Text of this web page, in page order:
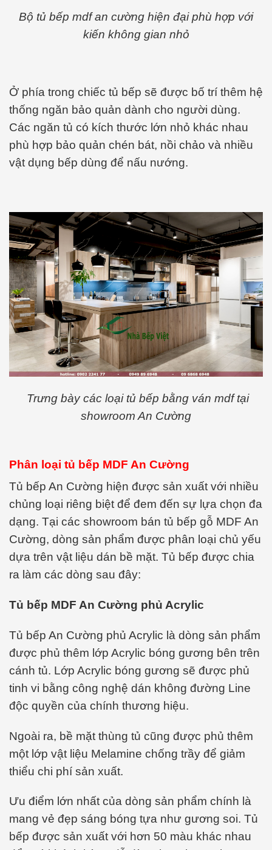
Bộ tủ bếp mdf an cường hiện đại phù hợp với
kiến không gian nhỏ
Ở phía trong chiếc tủ bếp sẽ được bố trí thêm hệ
thống ngăn bảo quản dành cho người dùng.
Các ngăn tủ có kích thước lớn nhỏ khác nhau
phù hợp bảo quản chén bát, nồi chảo và nhiều
vật dụng bếp dùng để nấu nướng.
Trưng bày các loại tủ bếp bằng ván mdf tại
showroom An Cường
Phân loại tủ bếp MDF An Cường
Tủ bếp An Cường hiện được sản xuất với nhiều
chủng loại riêng biệt để đem đến sự lựa chọn đa
dạng. Tại các showroom bán tủ bếp gỗ MDF An
Cường, dòng sản phẩm được phân loại chủ yếu
dựa trên vật liệu dán bề mặt. Tủ bếp được chia
ra làm các dòng sau đây:
Tủ bếp MDF An Cường phủ Acrylic
Tủ bếp An Cường phủ Acrylic là dòng sản phẩm
được phủ thêm lớp Acrylic bóng gương bên trên
cánh tủ. Lớp Acrylic bóng gương sẽ được phủ
tinh vi bằng công nghệ dán không đường Line
độc quyền của chính thương hiệu.
Ngoài ra, bề mặt thùng tủ cũng được phủ thêm
một lớp vật liệu Melamine chống trầy để giảm
thiểu chi phí sản xuất.
Ưu điểm lớn nhất của dòng sản phẩm chính là
mang vẻ đẹp sáng bóng tựa như gương soi. Tủ
bếp được sản xuất với hơn 50 màu khác nhau